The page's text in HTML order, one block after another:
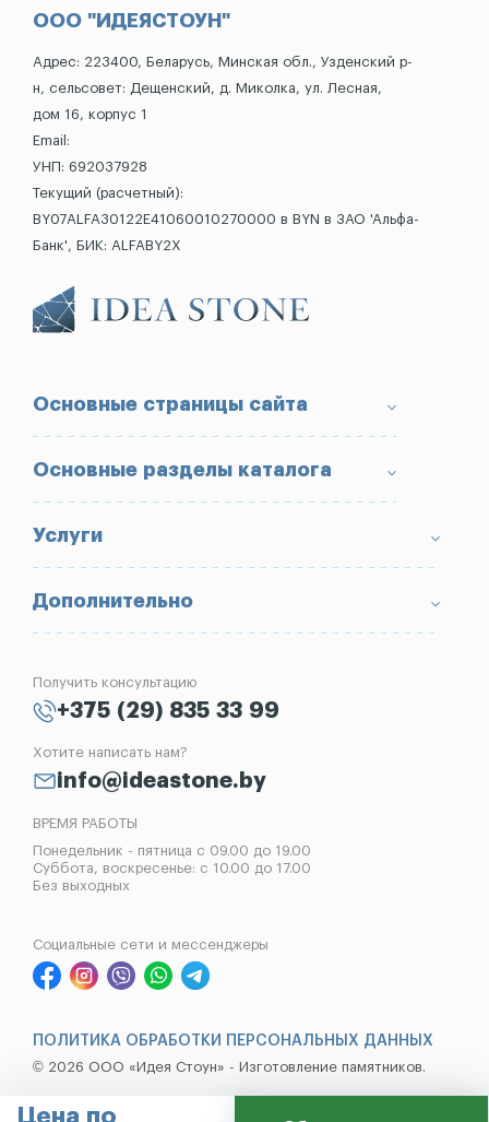
Цена по
ООО "ИДЕЯСТОУН"
Адрес: 223400, Беларусь, Минская обл., Узденский р-
н, сельсовет: Дещенский, д. Миколка, ул. Лесная,
дом 16, корпус 1
Email:
УНП: 692037928
Текущий (расчетный):
BY07ALFA30122E41060010270000 в BYN в ЗАО 'Альфа-
Банк', БИК: ALFABY2X
Основные страницы сайта
О компании
Доставка и оплата
Условия возврата товара
Портфолио
Вопрос-Ответ
Блог
Контакты
Основные разделы каталога
Памятники
Ограды
Надгробные плиты
Вазы
Услуги
Благоустройство могил
Изготовление памятников
Рассрочка на памятник
Демонтаж памятников
Дополнительно
Получить консультацию
+375 (29) 835 33 99
Хотите написать нам?
info@ideastone.by
ВРЕМЯ РАБОТЫ
Понедельник - пятница с 09.00 до 19.00
Суббота, воскресенье: с 10.00 до 17.00
Без выходных
Социальные сети и мессенджеры
© 2026 ООО «Идея Стоун» - Изготовление памятников.
ПОЛИТИКА ОБРАБОТКИ ПЕРСОНАЛЬНЫХ ДАННЫХ